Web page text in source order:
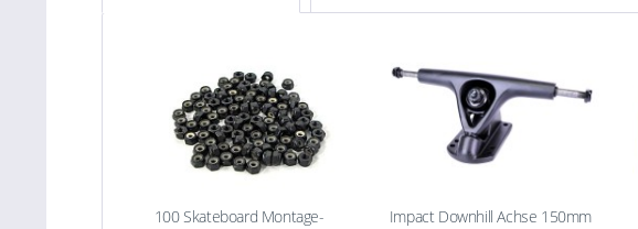
100 Skateboard Montage-
Impact Downhill Achse 150mm